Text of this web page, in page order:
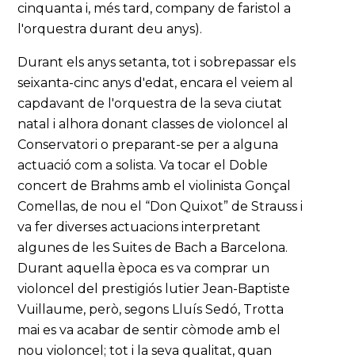
cinquanta i, més tard, company de faristol a
l'orquestra durant deu anys).
Durant els anys setanta, tot i sobrepassar els
seixanta-cinc anys d'edat, encara el veiem al
capdavant de l'orquestra de la seva ciutat
natal i alhora donant classes de violoncel al
Conservatori o preparant-se per a alguna
actuació com a solista. Va tocar el Doble
concert de Brahms amb el violinista Gonçal
Comellas, de nou el “Don Quixot” de Strauss i
va fer diverses actuacions interpretant
algunes de les Suites de Bach a Barcelona.
Durant aquella època es va comprar un
violoncel del prestigiós lutier Jean-Baptiste
Vuillaume, però, segons Lluís Sedó, Trotta
mai es va acabar de sentir còmode amb el
nou violoncel; tot i la seva qualitat, quan